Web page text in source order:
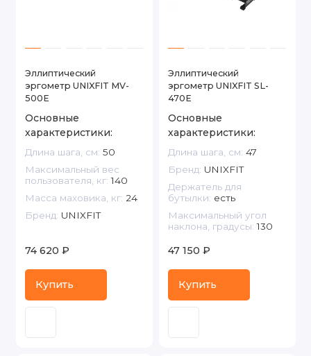
Эллиптический
эргометр UNIXFIT MV-
500E
Основные
характеристики:
Длина шага, см: 50
Максимальный вес
пользователя, кг: 140
Масса маховика, кг: 24
Бренд: UNIXFIT
74 620 ₽
Купить
Эллиптический
эргометр UNIXFIT SL-
470E
Основные
характеристики:
Длина шага, см: 47
Бренд: UNIXFIT
Держатель для
бутылки: есть
Максимальный угол
наклона, градусы: 130
47 150 ₽
Купить